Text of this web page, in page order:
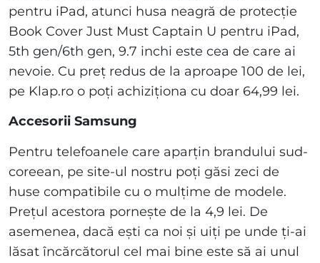
pentru iPad, atunci husa neagră de protecție
Book Cover Just Must Captain U pentru iPad,
5th gen/6th gen, 9.7 inchi este cea de care ai
nevoie. Cu preț redus de la aproape 100 de lei,
pe Klap.ro o poți achiziționa cu doar 64,99 lei.
Accesorii Samsung
Pentru telefoanele care aparțin brandului sud-
coreean, pe site-ul nostru poți găsi zeci de
huse compatibile cu o mulțime de modele.
Prețul acestora pornește de la 4,9 lei. De
asemenea, dacă ești ca noi și uiți pe unde ți-ai
lăsat încărcătorul cel mai bine este să ai unul